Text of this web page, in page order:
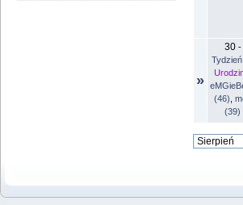
»
30-
(46)
(39)